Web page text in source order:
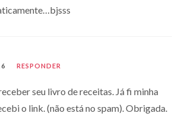
RESPONDER
seu livro de receitas. Já fi minha
o link. (não está no spam). Obrigada.